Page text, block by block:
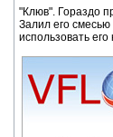
"Клюв". Гораздо
Залил его
использовать